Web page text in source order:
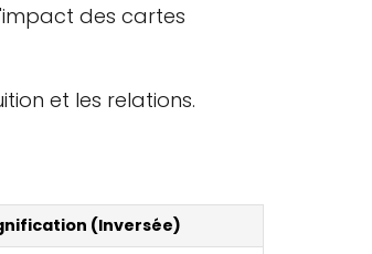
des cartes
et les relations.
(Inversée)